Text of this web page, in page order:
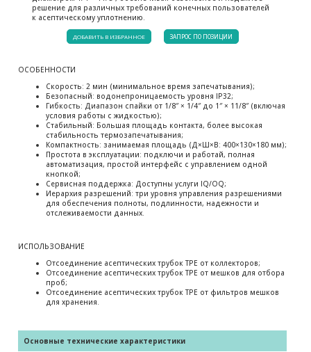
решение для различных требований конечных пользователей
к асептическому уплотнению.
ДОБАВИТЬ В ИЗБРАННОЕ ЗАПРОС ПО ПОЗИЦИИ
ОСОБЕННОСТИ
Скорость: 2 мин (минимальное время запечатывания);
Безопасный: водонепроницаемость уровня IP32;
Гибкость: Диапазон спайки от 1/8″ × 1/4″ до 1″ × 11/8″ (включая
условия работы с жидкостью);
Стабильный: Большая площадь контакта, более высокая
стабильность термозапечатывания;
Компактность: занимаемая площадь (Д×Ш×В: 400×130×180 мм);
Простота в эксплуатации: подключи и работай, полная
автоматизация, простой интерфейс с управлением одной
кнопкой;
Сервисная поддержка: Доступны услуги IQ/OQ;
Иерархия разрешений: три уровня управления разрешениями
для обеспечения полноты, подлинности, надежности и
отслеживаемости данных.
ИСПОЛЬЗОВАНИЕ
Отсоединение асептических трубок TPE от коллекторов;
Отсоединение асептических трубок TPE от мешков для отбора
проб;
Отсоединение асептических трубок TPE от фильтров мешков
для хранения.
Основные технические характеристики